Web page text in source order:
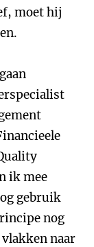
moet hij
ik mee
gebruik
nog
naar